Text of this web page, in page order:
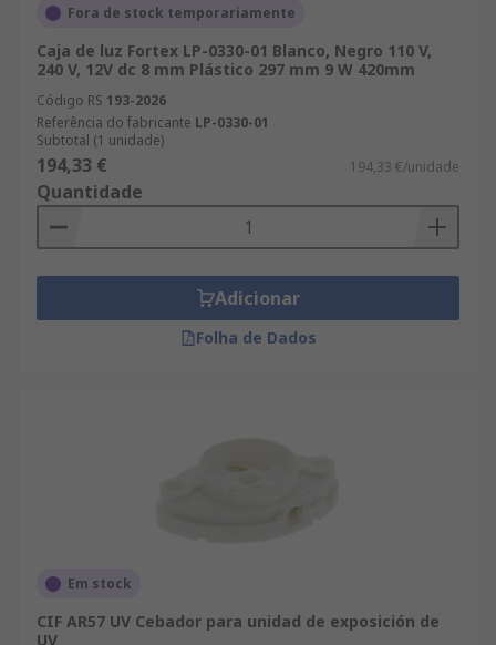
Fora de stock temporariamente
Caja de luz Fortex LP-0330-01 Blanco, Negro 110 V,
240 V, 12V dc 8 mm Plástico 297 mm 9 W 420mm
Código RS 193-2026
Referência do fabricante LP-0330-01
Subtotal (1 unidade)
194,33 € 194,33 €/unidade
Quantidade
Adicionar
Folha de Dados
Em stock
CIF AR57 UV Cebador para unidad de exposición de
UV